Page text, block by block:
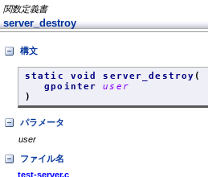
関数定義書
server_destroy
構文
static void server_destroy (
gpointeruser
)
パラメータ
user
ファイル名
test-server.c